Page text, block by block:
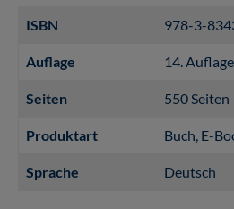
ISBN 978-3-
Auflage 14.
Seiten 550 Seiten
Produktart Buch , E-
Sprache Deutsch